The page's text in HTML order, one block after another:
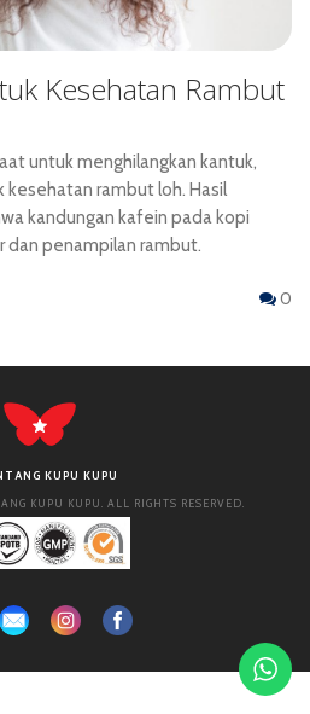
Kesehatan Rambut
untuk menghilangkan kantuk,
rambut loh. Hasil
kandungan kafein pada kopi
penampilan rambut.
0
KUPU KUPU
KUPU KUPU. ALL RIGHTS RESERVED.